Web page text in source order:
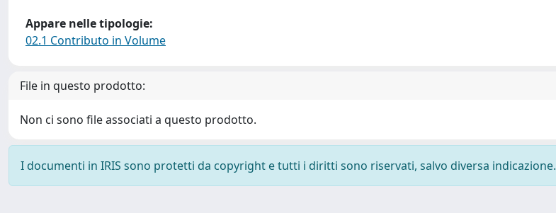
Appare nelle tipologie:
02.1 Contributo in Volume
File in questo prodotto:
Non ci sono file associati a questo prodotto.
I documenti in IRIS sono protetti da copyright e tutti i diritti sono riservati, salvo diversa indicazione.